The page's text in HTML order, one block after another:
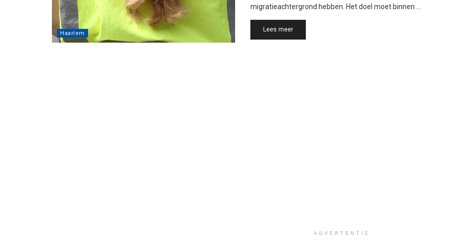
Haarlem
migratieachtergrond hebben. Het doel moet binnen ...
Lees meerDetails
ADVERTENTIE